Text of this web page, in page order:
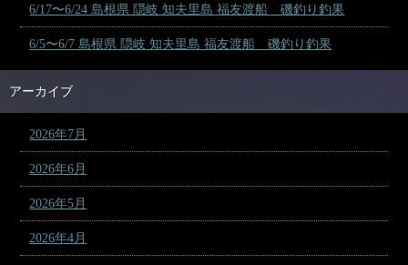
6/17〜6/24 島根県 隠岐 知夫里島 福友渡船 磯釣り釣果
6/5〜6/7 島根県 隠岐 知夫里島 福友渡船 磯釣り釣果
アーカイブ
2026年7月
2026年6月
2026年5月
2026年4月